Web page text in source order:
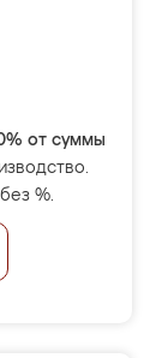
от суммы
%.